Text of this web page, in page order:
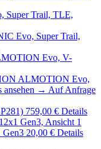
Evo, Super Trail,
ALMOTION Evo,
ansehen → Auf Anfrage
759,00 € Details
20,00 € Details